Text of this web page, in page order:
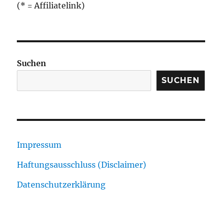
(* = Affiliatelink)
Suchen
SUCHEN
Impressum
Haftungsausschluss (Disclaimer)
Datenschutzerklärung